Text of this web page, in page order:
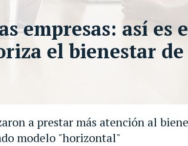
a prestar más atención al
modelo "horizontal"
empresas: así es
el bienestar de